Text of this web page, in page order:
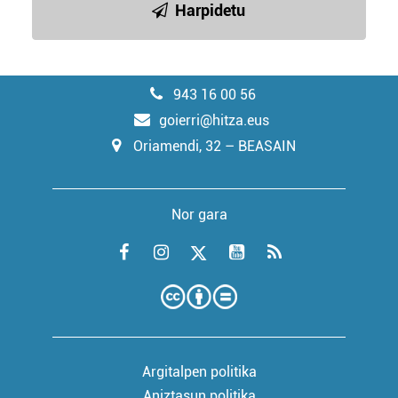
Harpidetu
943 16 00 56
goierri@hitza.eus
Oriamendi, 32 – BEASAIN
Nor gara
Argitalpen politika